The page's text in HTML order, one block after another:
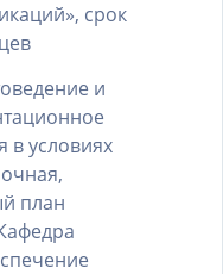
срок
и
в условиях
план